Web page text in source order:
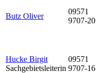
Butz Oliver
09571
9707-20
Hucke Birgit
Sachgebietsleiterin
09571
9707-16